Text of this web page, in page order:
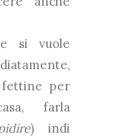
si vuole
per
farla
) indi